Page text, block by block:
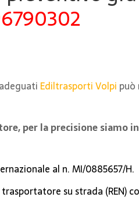
Ediltrasporti Volpi può
per la precisione siamo
al n. MI/0885657/H.
su strada (REN)